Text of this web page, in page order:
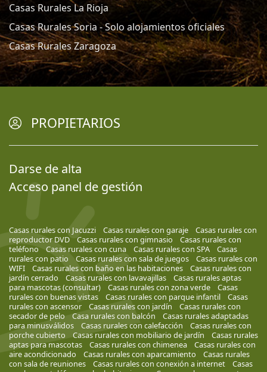
Casas Rurales La Rioja
Casas Rurales Soria - Solo alojamientos oficiales
Casas Rurales Zaragoza
PROPIETARIOS
Darse de alta
Acceso panel de gestión
Casas rurales con Jacuzzi Casas rurales con garaje
Casas rurales con
reproductor DVD
Casas rurales con gimnasio
Casas rurales con
teléfono
Casas rurales con cuna Casas rurales con SPA
Casas
rurales con patio
Casas rurales con sala de juegos
Casas rurales con
WIFI
Casas rurales con baño en las habitaciones
Casas rurales con
jardín cerrado
Casas rurales con lavavajillas
Casas rurales aptas
para mascotas (consultar)
Casas rurales con zona verde
Casas
rurales con buenas vistas
Casas rurales con parque infantil
Casas
rurales con ascensor
Casas rurales con jardín
Casas rurales con
secador de pelo
Casa rurales con balcón
Casas rurales adaptadas
para minusválidos
Casas rurales con calefacción
Casas rurales con
porche cubierto
Casas rurales con mobiliario de jardín
Casas rurales
aptas para mascotas
Casas rurales con chimenea
Casas rurales con
aire acondicionado
Casas rurales con aparcamiento
Casas rurales
con sala de reuniones
Casas rurales con conexión a internet
Casas